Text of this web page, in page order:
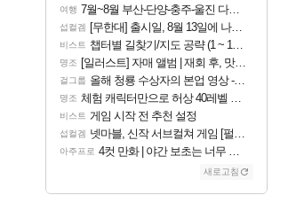
여행 7월~8월 부산-단양-충주-울진 다녀왔어요~
섭컬겜 [무한대] 출시일, 8월 13일에 나오나
비스트 챕터별 길찾기/지도 공략 (1 ~ 12장)
명조 [일러스트] 자매 앨범 | 재회 후, 맛집에서
걸그룹 올해 청룡 수상자의 본업 영상 - 스테이씨 윤
명조 체험 캐릭터만으로 허상 40레벨 하이와티아 5분 컷!｜에이메스·린네·모니에 명함
비스트 게임 시작 전 추천 설정
섭컬겜 넷마블, 신작 서브컬쳐 게임 [펄 인 블루] 티저 사이트 오픈
아주프로 4컷 만화 | 야간 보초는 너무 힘들어
새로고침